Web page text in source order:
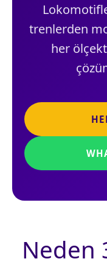
trenlerden
her
Neden